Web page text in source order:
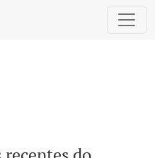
do processo de